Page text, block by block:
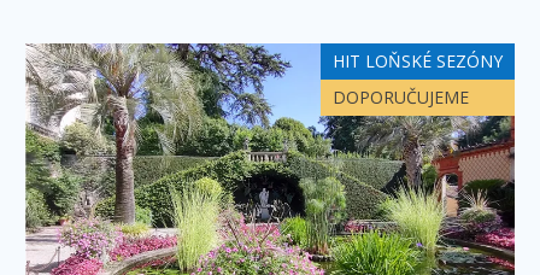
HIT LOŇSKÉ SEZÓNY
DOPORUČUJEME